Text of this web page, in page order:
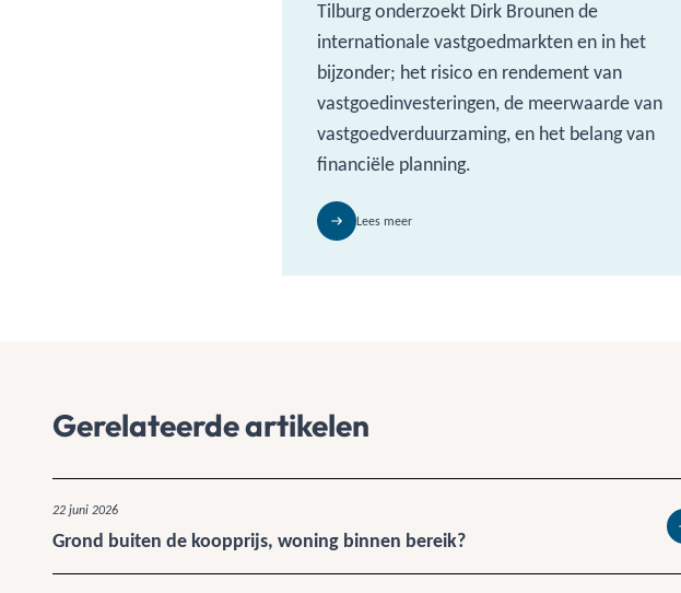
Tilburg onderzoekt Dirk Brounen de
internationale vastgoedmarkten en in het
bijzonder; het risico en rendement van
vastgoedinvesteringen, de meerwaarde van
vastgoedverduurzaming, en het belang van
financiële planning.
Lees meer
Gerelateerde artikelen
22 juni 2026
Grond buiten de koopprijs, woning binnen bereik?